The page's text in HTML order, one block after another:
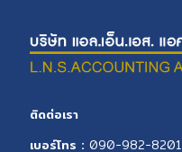
ติดต่อเรา
เบอร์โทร : 090-982-8201